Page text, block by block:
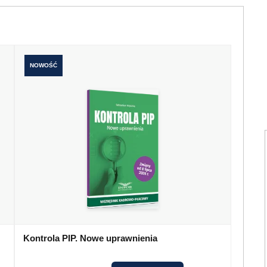
NOWOŚĆ
Kontrola PIP. Nowe uprawnienia